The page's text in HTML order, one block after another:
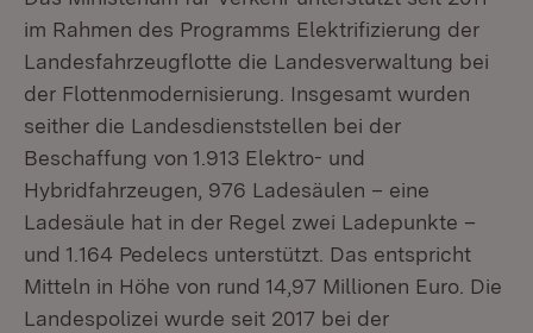
im Rahmen des Programms Elektrifizierung der
Landesfahrzeugflotte die Landesverwaltung bei
der Flottenmodernisierung. Insgesamt wurden
seither die Landesdienststellen bei der
Beschaffung von 1.913 Elektro- und
Hybridfahrzeugen, 976 Ladesäulen – eine
Ladesäule hat in der Regel zwei Ladepunkte –
und 1.164 Pedelecs unterstützt. Das entspricht
Mitteln in Höhe von rund 14,97 Millionen Euro. Die
Landespolizei wurde seit 2017 bei der